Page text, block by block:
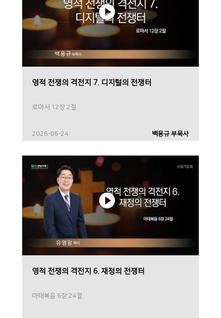
영적 전쟁의 격전지 7. 디지털의 전쟁터
로마서 12장 2절
2026-06-24 백용규 부목사
영적 전쟁의 격전지 6. 재정의 전쟁터
마태복음 6장 24절